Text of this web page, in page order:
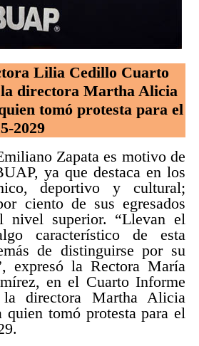
Lilia Cedillo Cuarto
directora Martha Alicia
tomó protesta para el
2029
Zapata es motivo de
ya que destaca en los
deportivo y cultural;
ciento de sus egresados
nivel superior. “Llevan el
característico de esta
de distinguirse por su
expresó la Rectora María
en el Cuarto Informe
directora Martha Alicia
quien tomó protesta para el